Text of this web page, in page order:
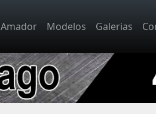
Amador Modelos Galerias